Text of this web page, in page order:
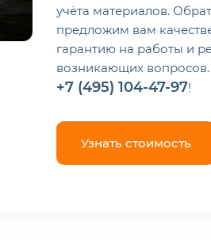
учёта материалов.
предложим вам
гарантию на работы и
возникающих
+7 (495) 104-47-97!
Узнать стоимость